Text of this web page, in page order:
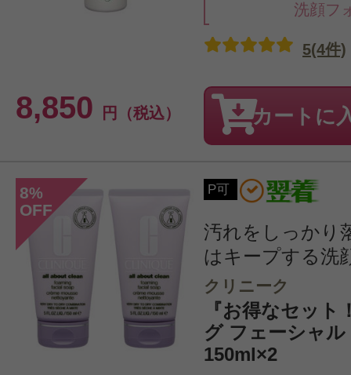
洗顔フ
8,850 円（税込）
5(4件)
カートに
8%
OFF
P可
汚れをしっかり
はキープする洗
クリニーク
『お得なセット
グ フェーシャル
150ml×2